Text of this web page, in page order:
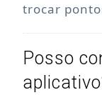
trocar
Posso